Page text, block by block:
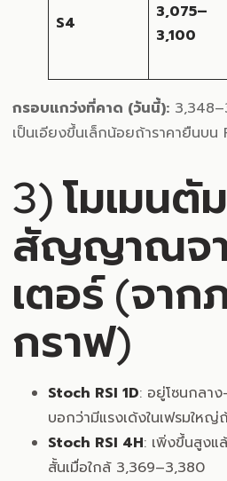
S4
3,075–
3,100
กรอบแกว่งที่คาด (วันนี้):
เป็นเอียงขึ้นเล็กน้อยถ้าราคายืนบ
3) โมเมนตั
สัญญาณจา
เตอร์ (จาก
กราฟ)
Stoch RSI 1D: อยู่โซนกลา
บอกว่ามีแรงเด้งในเฟรมให
Stoch RSI 4H: เพิ่งขึ้นสูงแ
สั้นเมื่อใกล้ 3,369–3,380